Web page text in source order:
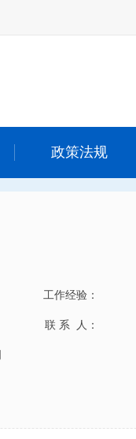
政策法规
工作经验：
联 系 人：